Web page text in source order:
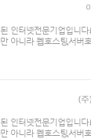
인터넷전문기업입니
아니라 웹호스팅,서버호
(
인터넷전문기업입니
아니라 웹호스팅,서버호